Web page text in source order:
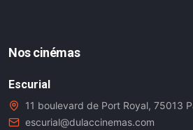
Nos cinémas
Escurial
11 boulevard de Port Royal, 75013
escurial@dulaccinemas.com